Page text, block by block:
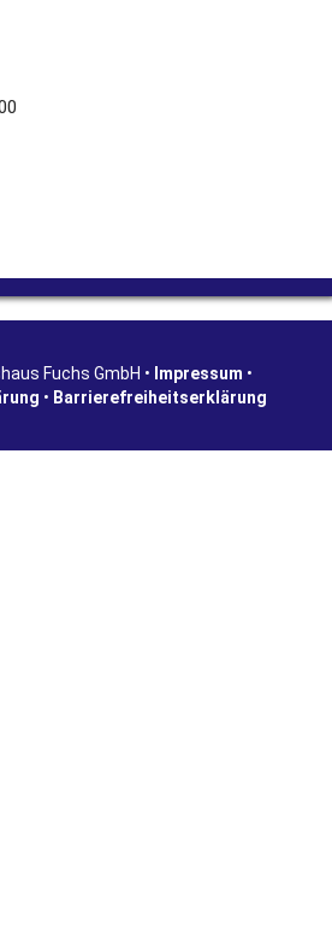
Fuchs GmbH • Impressum •
• Barrierefreiheitserklärung